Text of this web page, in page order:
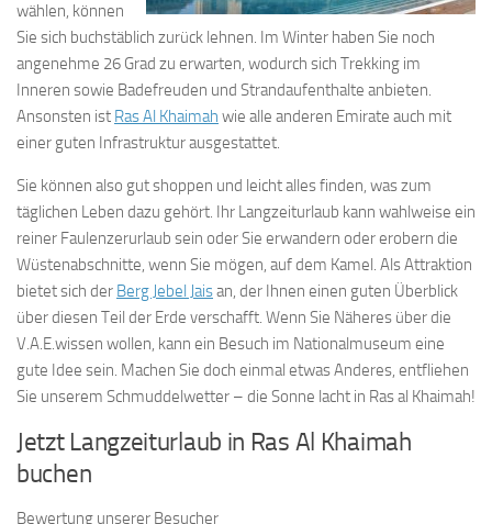
wählen, können
Sie sich buchstäblich zurück lehnen. Im Winter haben Sie noch
angenehme 26 Grad zu erwarten, wodurch sich Trekking im
Inneren sowie Badefreuden und Strandaufenthalte anbieten.
Ansonsten ist Ras Al Khaimah wie alle anderen Emirate auch mit
einer guten Infrastruktur ausgestattet.
Sie können also gut shoppen und leicht alles finden, was zum
täglichen Leben dazu gehört. Ihr Langzeiturlaub kann wahlweise ein
reiner Faulenzerurlaub sein oder Sie erwandern oder erobern die
Wüstenabschnitte, wenn Sie mögen, auf dem Kamel. Als Attraktion
bietet sich der Berg Jebel Jaisan, der Ihnen einen guten Überblick
über diesen Teil der Erde verschafft. Wenn Sie Näheres über die
V.A.E.wissen wollen, kann ein Besuch im Nationalmuseum eine
gute Idee sein. Machen Sie doch einmal etwas Anderes, entfliehen
Sie unserem Schmuddelwetter – die Sonne lacht in Ras al Khaimah!
Jetzt Langzeiturlaub in Ras Al Khaimah
buchen
Bewertung unserer Besucher